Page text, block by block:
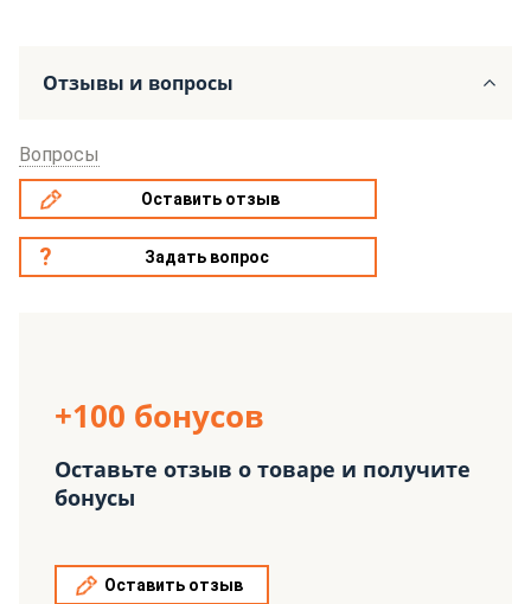
Отзывы и вопросы
Вопросы
Оставить отзыв
Задать вопрос
+100 бонусов
Оставьте отзыв о товаре и получите
бонусы
Оставить отзыв